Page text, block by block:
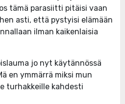
tämä parasiitti pitäisi vaan
asti, että pystyisi elämään
ilman kaikenlaisia
jo nyt käytännössä
en ymmärrä miksi mun
turhakkeille kahdesti